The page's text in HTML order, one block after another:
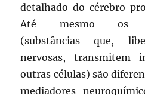
detalhado do cérebro
Até mesmo os
(substâncias que,
nervosas, transmitem
outras células) são
mediadores